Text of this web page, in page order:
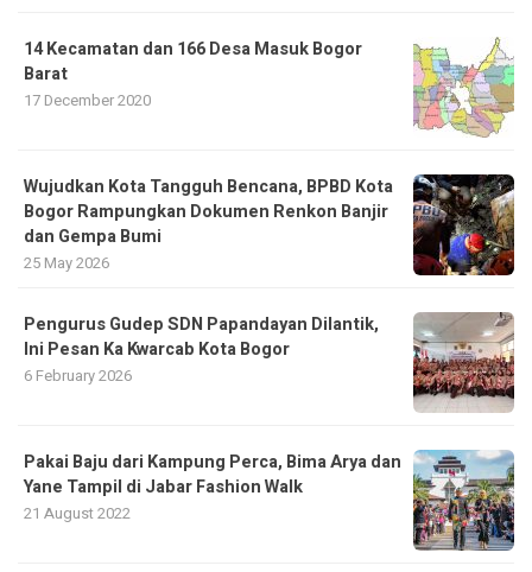
14 Kecamatan dan 166 Desa Masuk Bogor
Barat
17 December 2020
​Wujudkan Kota Tangguh Bencana, BPBD Kota
Bogor Rampungkan Dokumen Renkon Banjir
dan Gempa Bumi
25 May 2026
Pengurus Gudep SDN Papandayan Dilantik,
Ini Pesan Ka Kwarcab Kota Bogor
6 February 2026
Pakai Baju dari Kampung Perca, Bima Arya dan
Yane Tampil di Jabar Fashion Walk
21 August 2022